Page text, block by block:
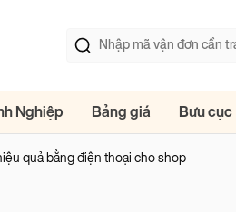
Nghiệp Bảng giá Bưu cục
quả bằng điện thoại cho shop